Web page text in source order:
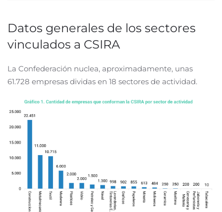
Datos generales de los sectores
vinculados a CSIRA
La Confederación nuclea, aproximadamente, unas
61.728 empresas dividas en 18 sectores de actividad.